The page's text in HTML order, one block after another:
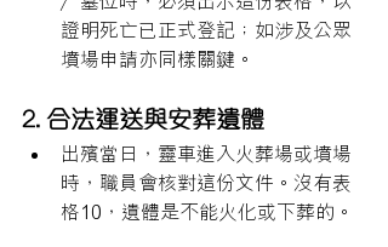
證明死亡已正式登記；如涉及公眾
墳場申請亦同樣關鍵。
2. 合法運送與安葬遺體
出殯當日，靈車進入火葬場或墳場
時，職員會核對這份文件。沒有表
格10，遺體是不能火化或下葬的。